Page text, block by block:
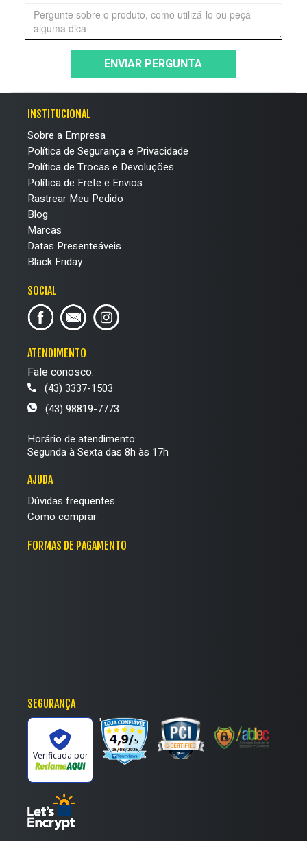
ENVIAR PERGUNTA
INSTITUCIONAL
Sobre a Empresa
Política de Segurança e Privacidade
Política de Trocas e Devoluções
Política de Frete e Envios
Rastrear Meu Pedido
Blog
Marcas
Datas Presenteáveis
Black Friday
SOCIAL
ATENDIMENTO
Fale conosco:
(43) 3337-1503
(43) 98819-7773
Horário de atendimento:
Segunda à Sexta das 8h às 17h
AJUDA
Dúvidas frequentes
Como comprar
FORMAS DE PAGAMENTO
SEGURANÇA
Verificada por
'